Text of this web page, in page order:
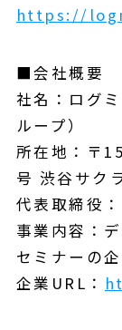
https://
■会社概要
社名：ログ
ループ）
所在地：〒
号 渋谷サク
代表取締役
事業内容：
セミナーの
企業URL：